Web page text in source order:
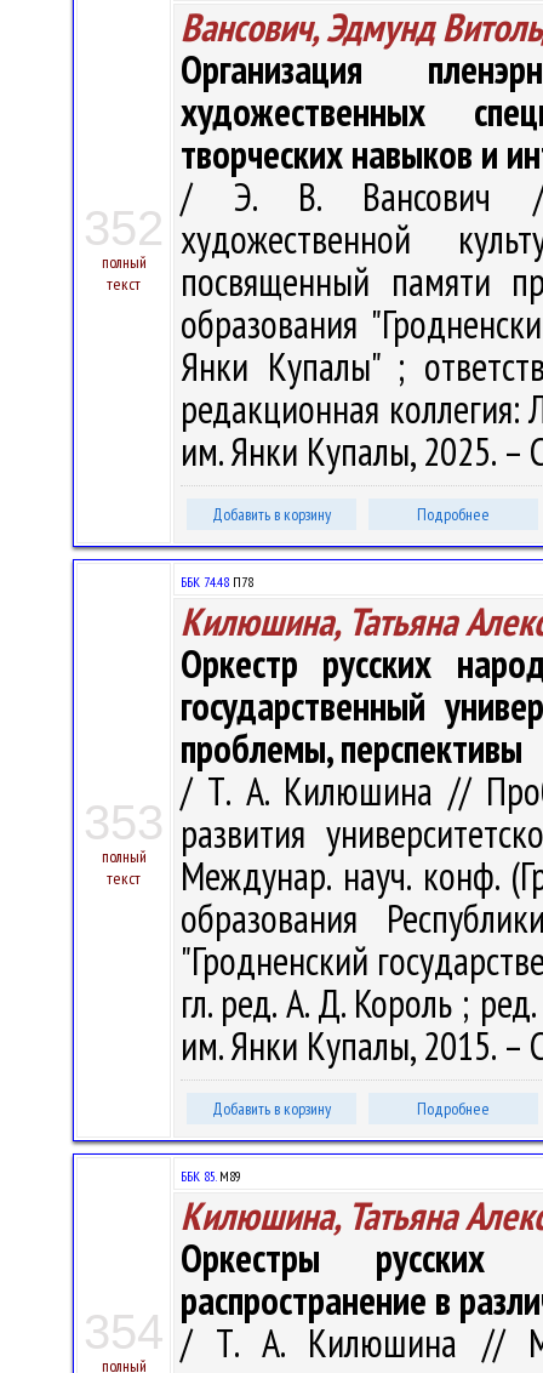
352
полный
текст
Вансович, Эдмунд
Организация
художественных
творческих навыков и
/ Э. В. Вансович //
художественной
посвященный памяти
образования
Янки Купалы" ;
редакционная коллегия:
им. Янки Купалы, 2025. –
Добавить в корзину Подробнее
353
полный
текст
ББК 74.48 П78
Килюшина, Татьяна
Оркестр русских
государственный
проблемы, перспективы
/ Т. А. Килюшина //
развития
Междунар. науч. конф.
образования
"Гродненский
гл. ред. А. Д. Король ;
им. Янки Купалы, 2015. –
Добавить в корзину Подробнее
354
полный
ББК 85.М89
Килюшина, Татьяна
Оркестры
распространение в
/ Т. А. Килюшина //